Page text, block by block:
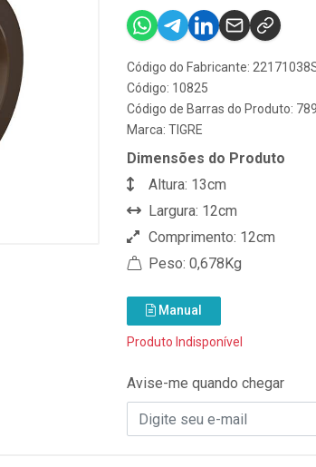
Código do Fabricante:
Código: 10825
Código de Barras do Produto:
Marca: TIGRE
Dimensões do Produto
Altura: 13cm
Largura: 12cm
Comprimento: 12cm
Peso: 0,678Kg
Manual
Produto Indisponível
Avise-me quando chegar